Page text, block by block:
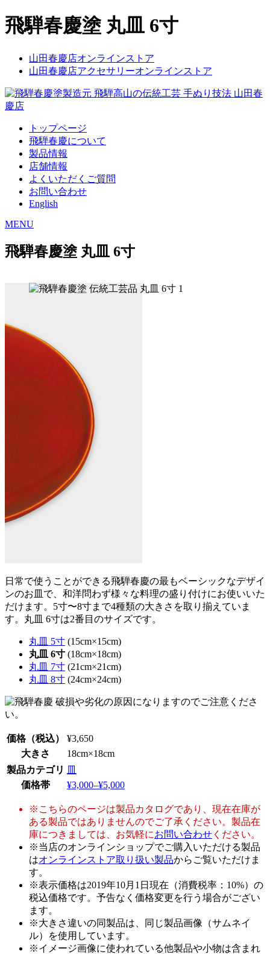
飛騨春慶塗 丸皿 6寸
山田春慶店オンラインストア
山田春慶店アクセサリーオンラインストア
トップページ
飛騨春慶について
製品情報
店舗情報
よくいただくご質問
お問い合わせ
English
MENU
飛騨春慶塗 丸皿 6寸
日常で使うことができる飛騨春慶の最もベーシックなデザイ
ンのお皿で、和洋問わず様々な料理の盛り付けにお使いいた
だけます。5寸〜8寸まで4種類の大きさを取り揃えていま
す。丸皿 6寸は2番目のサイズです。
丸皿 5寸 (15cm×15cm)
丸皿 6寸 (18cm×18cm)
丸皿 7寸 (21cm×21cm)
丸皿 8寸 (24cm×24cm)
価格（税込）
¥3,650
大きさ
18cm×18cm
製品カテゴリ 皿
価格帯
¥3,000–¥5,000
※こちらのページは製品カタログであり、現在在庫が
ある製品ではありませんのでご了承ください。製品在
庫につきましては、お気軽にお問い合わせ ください。
※当店のオンラインショップでご購入いただける製品
はオンラインストア取り扱い製品からご覧いただけま
す。
※表示価格は2019年10月1日現在（消費税率：10%）の
税込価格です。予告なく価格変更を行う場合がござい
ます。
※大きさ違いの同製品は、同じ製品画像（サムネイ
ル）を使用しています。
※イメージ画像に使われている他製品や小物は含まれ